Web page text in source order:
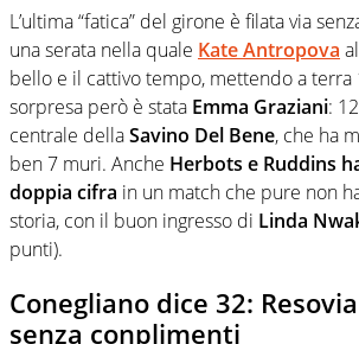
L’ultima “fatica” del girone è filata via
una serata nella quale Kate Antropova
bello e il cattivo tempo, mettendo a terra
sorpresa però è stata Emma Graziani:
centrale dellaSavino Del Bene, che ha
ben 7 muri. Anche Herbots e Ruddins
doppia cifra in un match che pure non
storia, con il buon ingresso di Linda
punti).
Conegliano dice 32:
senza conplimenti